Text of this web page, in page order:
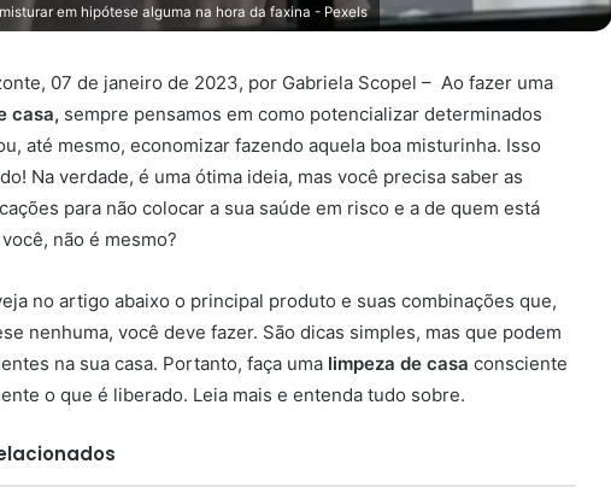
em hipótese alguma na hora da faxina - Pexels
07 de janeiro de 2023, por Gabriela Scopel – Ao fazer uma
casa, sempre pensamos em como potencializar determinados
até mesmo, economizar fazendo aquela boa misturinha. Isso
Na verdade, é uma ótima ideia, mas você precisa saber as
para não colocar a sua saúde em risco e a de quem está
não é mesmo?
no artigo abaixo o principal produto e suas combinações que,
nenhuma, você deve fazer. São dicas simples, mas que podem
na sua casa. Portanto, faça uma limpeza de casa consciente
o que é liberado. Leia mais e entenda tudo sobre.